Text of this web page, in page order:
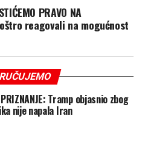
PRAVO NA
oštro reagovali na mogućnost
PRIZNANJE: Tramp objasnio zbog
nije napala Iran